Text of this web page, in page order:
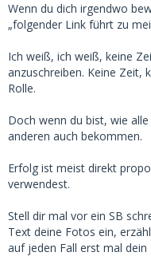
Wenn du dich irgendwo
„folgender Link führt zu
Ich weiß, ich weiß, keine
anzuschreiben. Keine Zeit,
Rolle.
Doch wenn du bist, wie
anderen auch bekommen.
Erfolg ist meist direkt
verwendest.
Stell dir mal vor ein SB
Text deine Fotos ein,
auf jeden Fall erst mal dein